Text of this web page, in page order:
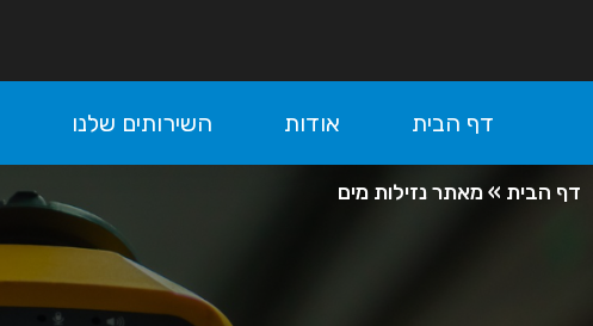
דף הבית אודות השירותים שלנו
דף הבית »מאתר נזילות מים